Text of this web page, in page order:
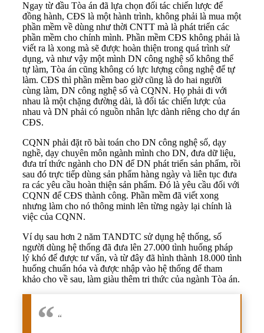
Ngay từ đầu Tòa án đã lựa chọn đối tác chiến lược để
đồng hành, CĐS là một hành trình, không phải là mua một
phần mềm về dùng như thời CNTT mà là phát triển các
phần mềm cho chính mình. Phần mềm CĐS không phải là
viết ra là xong mà sẽ được hoàn thiện trong quá trình sử
dụng, và như vậy một mình DN công nghệ số không thể
tự làm, Tòa án cũng không có lực lượng công nghệ để tự
làm. CĐS thì phần mềm bao giờ cũng là do hai người
cùng làm, DN công nghệ số và CQNN. Họ phải đi với
nhau là một chặng đường dài, là đối tác chiến lược của
nhau và DN phải có nguồn nhân lực dành riêng cho dự án
CĐS.
CQNN phải đặt rõ bài toán cho DN công nghệ số, dạy
nghề, dạy chuyên môn ngành mình cho DN, đưa dữ liệu,
đưa trí thức ngành cho DN để DN phát triển sản phẩm, rồi
sau đó trực tiếp dùng sản phẩm hàng ngày và liên tục đưa
ra các yêu cầu hoàn thiện sản phẩm. Đó là yêu cầu đối với
CQNN để CĐS thành công. Phần mềm đã viết xong
nhưng làm cho nó thông minh lên từng ngày lại chính là
việc của CQNN.
Ví dụ sau hơn 2 năm TANDTC sử dụng hệ thống, số
người dùng hệ thống đã đưa lên 27.000 tình huống pháp
lý khó để được tư vấn, và từ đây đã hình thành 18.000 tình
huống chuẩn hóa và được nhập vào hệ thống để tham
khảo cho về sau, làm giàu thêm tri thức của ngành Tòa án.
“